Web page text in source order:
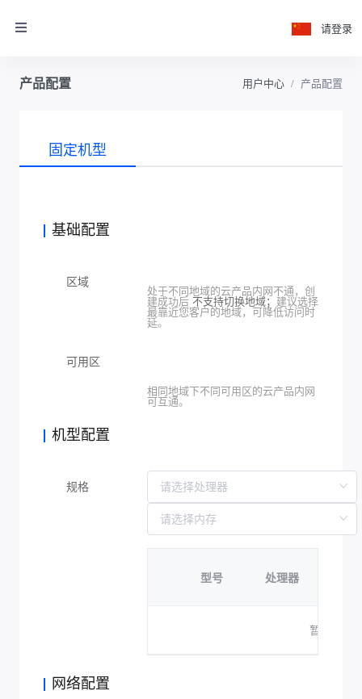
请登录
产品配置 用户中心 产品配置
固定机型
基础配置
区域
处于不同地域的云产品内网不通，创
建成功后 不支持切换地域； 建议选择
最靠近您客户的地域，可降低访问时
延。
可用区
相同地域下不同可用区的云产品内网
可互通。
机型配置
规格
型号 处理器
暂无数据
网络配置